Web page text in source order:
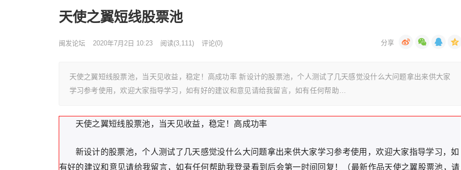
天使之翼短线股票池
闽发论坛 2020年7月2日 10:23 阅读(3,111) 评论(0)
天使之翼短线股票池，当天见收益，稳定！高成功率 新设计的股票池，个人测试了几天感觉没什么大问题拿出来供大家
学习参考使用，欢迎大家指导学习，如有好的建议和意见请给我留言，如有任何帮助…
天使之翼短线股票池，当天见收益，稳定！高成功率
新设计的股票池，个人测试了几天感觉没什么大问题拿出来供大家学习参考使用，欢迎大家指导学习，如
有好的建议和意见请给我留言，如有任何帮助我登录看到后会第一时间回复！（最新作品天使之翼股票池，请